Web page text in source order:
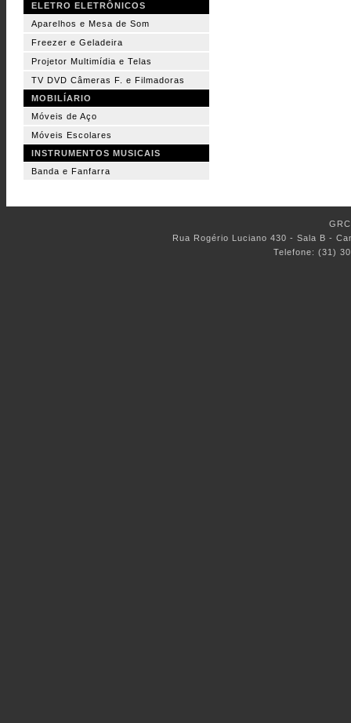
ELETRO ELETRÔNICOS
Aparelhos e Mesa de Som
Freezer e Geladeira
Projetor Multimídia e Telas
TV DVD Câmeras F. e Filmadoras
MOBILÍARIO
Móveis de Aço
Móveis Escolares
INSTRUMENTOS MUSICAIS
Banda e Fanfarra
Rua Rogério Luciano 430 - Sala B -
Telefone: (31)